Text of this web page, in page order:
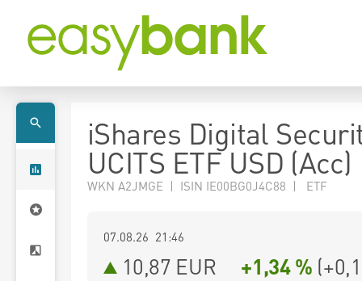
iShares Digital
UCITS ETF USD (Acc)
WKN A2JMGE | ISIN IE00BG0J4C88 | ETF
07.08.26 21:46
10,87 EUR +1,34 % (